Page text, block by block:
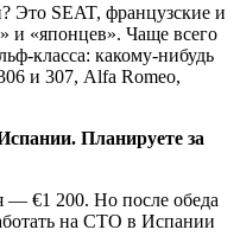
SEAT, французские и
и «японцев». Чаще всего
класса: какому-нибудь
и 307, Alfa Romeo,
Планируете за